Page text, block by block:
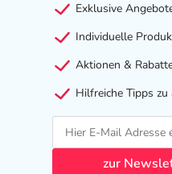
Exklusive
Individuelle
Aktionen &
Hilfreiche Tipps
zur